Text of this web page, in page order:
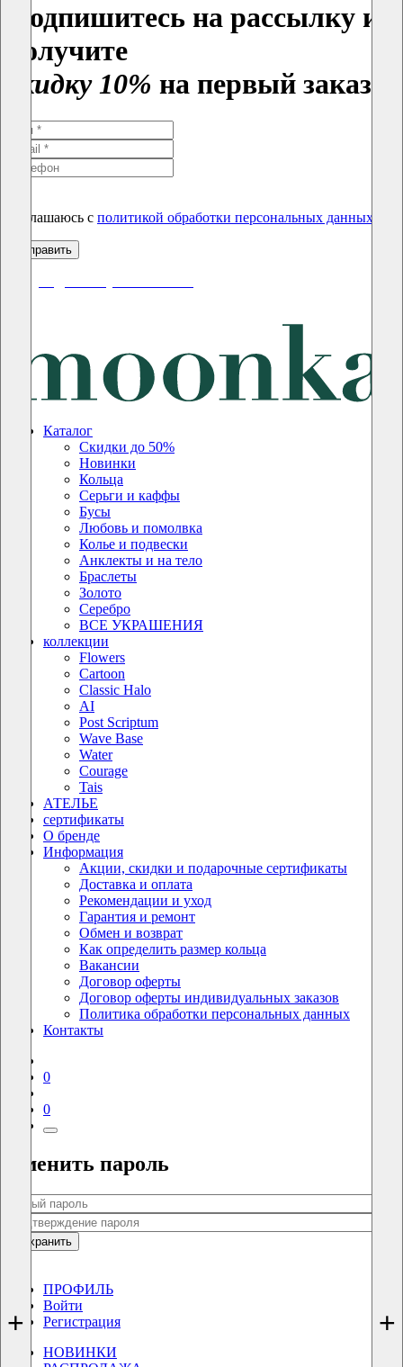
Подпишитесь на рассылку и
получите
скидку 10% на первый заказ
Соглашаюсь с политикой обработки персональных данных
Каталог
Скидки до 50%
Новинки
Кольца
Серьги и каффы
Бусы
Любовь и помолвка
Колье и подвески
Анклекты и на тело
Браслеты
Золото
Серебро
ВСЕ УКРАШЕНИЯ
коллекции
Flowers
Cartoon
Classic Halo
AI
Post Scriptum
Wave Base
Water
Courage
Tais
АТЕЛЬЕ
сертификаты
О бренде
Информация
Акции, скидки и подарочные сертификаты
Доставка и оплата
Рекомендации и уход
Гарантия и ремонт
Обмен и возврат
Как определить размер кольца
Вакансии
Договор оферты
Договор оферты индивидуальных заказов
Политика обработки персональных данных
Контакты
0
0
Сменить пароль
Сохранить
ПРОФИЛЬ
Войти
Регистрация
НОВИНКИ
+ +